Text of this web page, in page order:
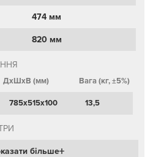
474 мм
820 мм
ДхШхВ (мм) Вага (кг, ±5%)
785х515х100 13,5
більше